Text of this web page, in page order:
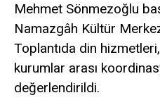
Mehmet Sönmezoğlu
Namazgâh Kültür
Toplantıda din
kurumlar arası
değerlendirildi.